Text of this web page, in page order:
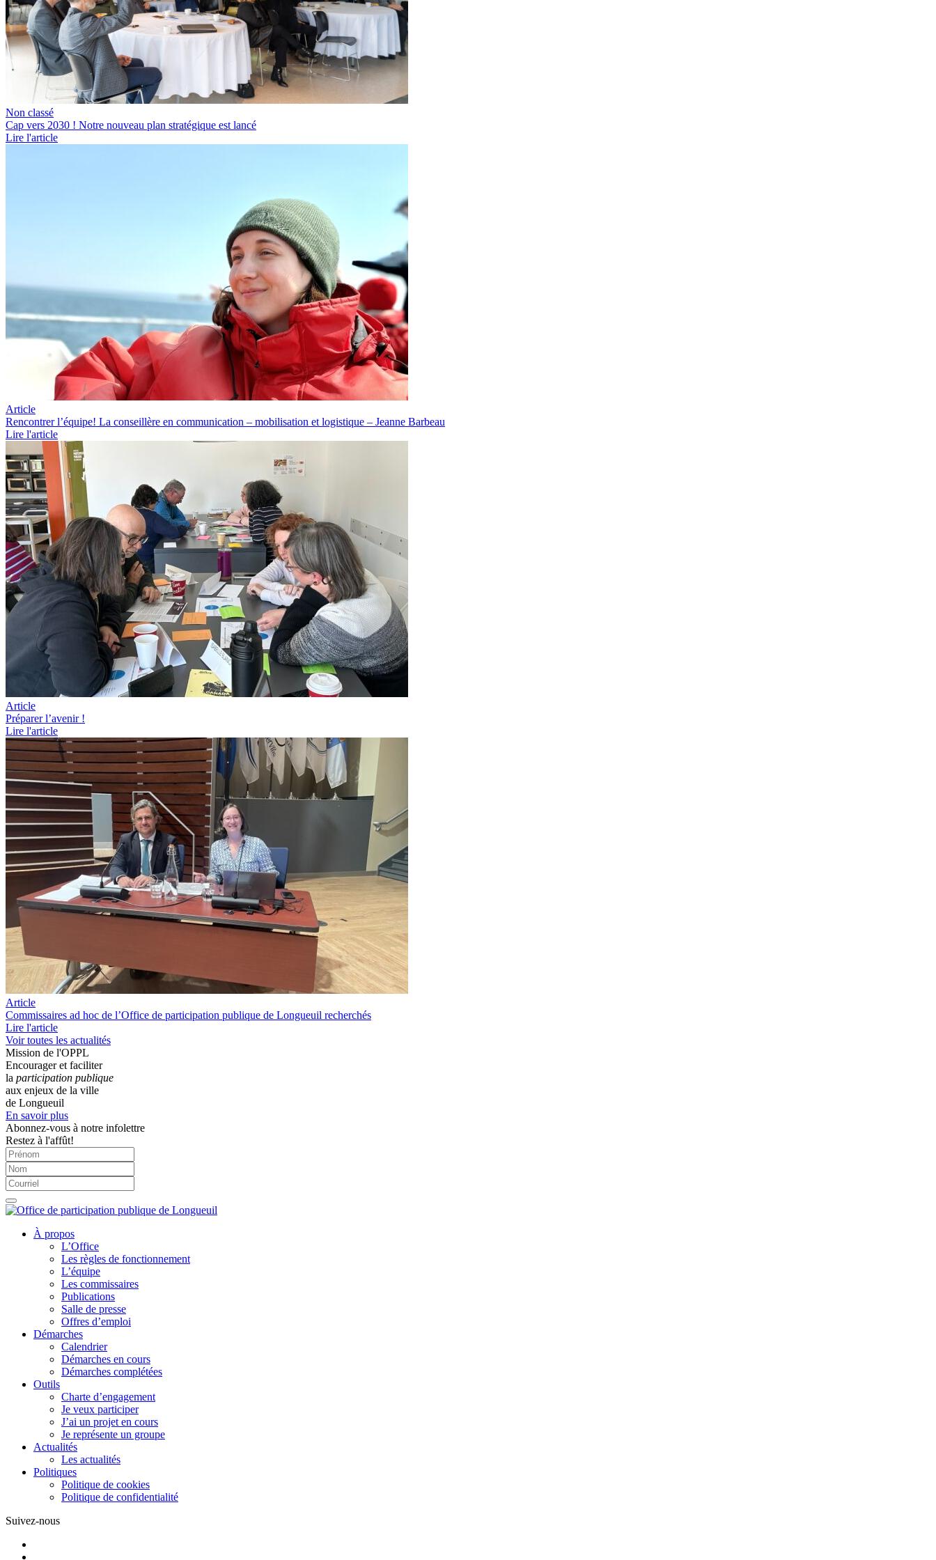
Non classé
Cap vers 2030 ! Notre nouveau plan stratégique est lancé
Lire l'article
Article
Rencontrer l’équipe! La conseillère en communication – mobilisation et logistique – Jeanne Barbeau
Lire l'article
Article
Préparer l’avenir !
Lire l'article
Article
Commissaires ad hoc de l’Office de participation publique de Longueuil recherchés
Lire l'article
Voir toutes les actualités
Mission de l'OPPL
Encourager et faciliter
la participation publique
aux enjeux de la ville
de Longueuil
En savoir plus
Abonnez-vous à notre infolettre
Restez à l'affût!
À propos
L’Office
Les règles de fonctionnement
L’équipe
Les commissaires
Publications
Salle de presse
Offres d’emploi
Démarches
Calendrier
Démarches en cours
Démarches complétées
Outils
Charte d’engagement
Je veux participer
J’ai un projet en cours
Je représente un groupe
Actualités
Les actualités
Politiques
Politique de cookies
Politique de confidentialité
Suivez-nous